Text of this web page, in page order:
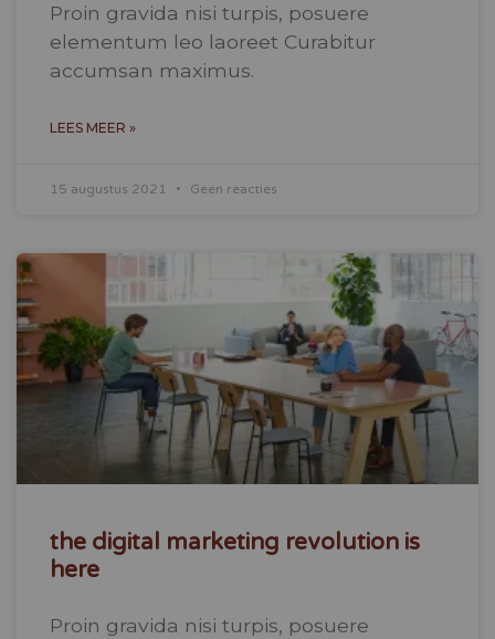
Proin gravida nisi turpis, posuere
elementum leo laoreet Curabitur
accumsan maximus.
LEES MEER »
15 augustus 2021 Geen reacties
the digital marketing revolution is
here
Proin gravida nisi turpis, posuere